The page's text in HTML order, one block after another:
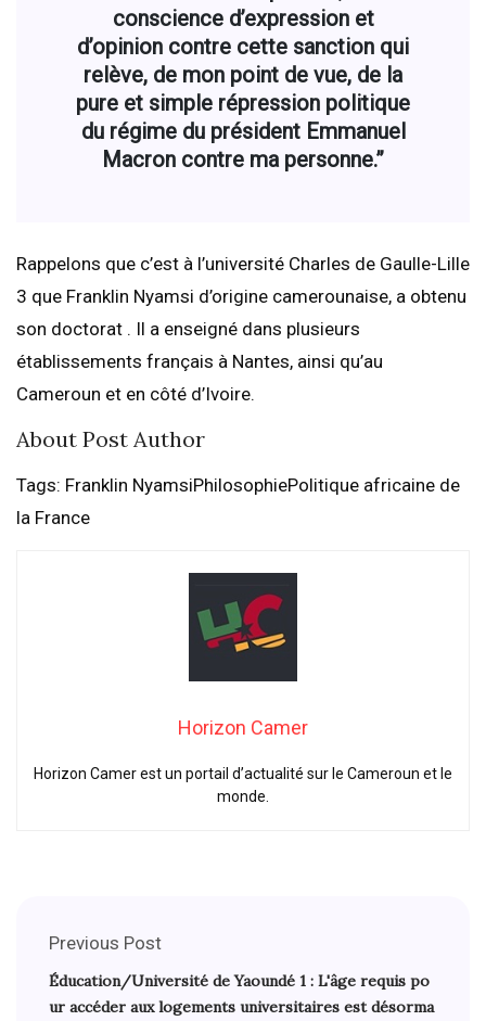
conscience d’expression et
d’opinion contre cette sanction qui
relève, de mon point de vue, de la
pure et simple répression politique
du régime du président Emmanuel
Macron contre ma personne.”
Rappelons que c’est à l’université Charles de Gaulle-Lille
3 que Franklin Nyamsi d’origine camerounaise, a obtenu
son doctorat . Il a enseigné dans plusieurs
établissements français à Nantes, ainsi qu’au
Cameroun et en côté d’Ivoire.
About Post Author
Tags: Franklin NyamsiPhilosophiePolitique africaine de
la France
Horizon Camer
Horizon Camer est un portail d’actualité sur le Cameroun et le
monde.
Previous Post
Éducation/Université de Yaoundé 1 : L'âge requis po
ur accéder aux logements universitaires est désorma